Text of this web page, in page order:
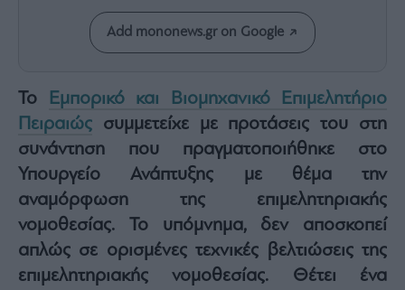
Vivants
Auto
Life
&
Υγεία
Architecture
&
Design
Add mononews.gr on Google
Το
Εμπορικό και Βιομηχανικό Επιμελητήριο
Πειραιώς συμμετείχε με προτάσεις του στη
συνάντηση που πραγματοποιήθηκε στο
Υπουργείο Ανάπτυξης με θέμα την
αναμόρφωση της επιμελητηριακής
νομοθεσίας. Το υπόμνημα, δεν αποσκοπεί
απλώς σε ορισμένες τεχνικές βελτιώσεις της
επιμελητηριακής νομοθεσίας. Θέτει ένα